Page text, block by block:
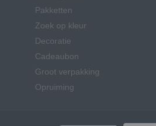
Pakketten
Zoek op kleur
Decoratie
Cadeaubon
Groot verpakking
Opruiming